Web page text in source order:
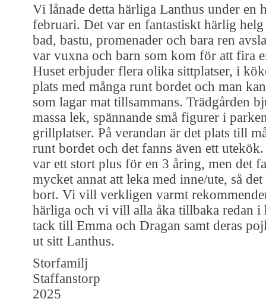
Vi lånade detta härliga Lanthus under en
februari. Det var en fantastiskt härlig helg
bad, bastu, promenader och bara ren
var vuxna och barn som kom för att fira
Huset erbjuder flera olika sittplatser, i
plats med många runt bordet och man
som lagar mat tillsammans. Trädgården
massa lek, spännande små figurer i
grillplatser. På verandan är det plats till
runt bordet och det fanns även ett
var ett stort plus för en 3 åring, men det
mycket annat att leka med inne/ute, så
bort. Vi vill verkligen varmt
härliga och vi vill alla åka tillbaka redan i
tack till Emma och Dragan samt deras
ut sitt Lanthus.
Storfamilj
Staffanstorp
2025